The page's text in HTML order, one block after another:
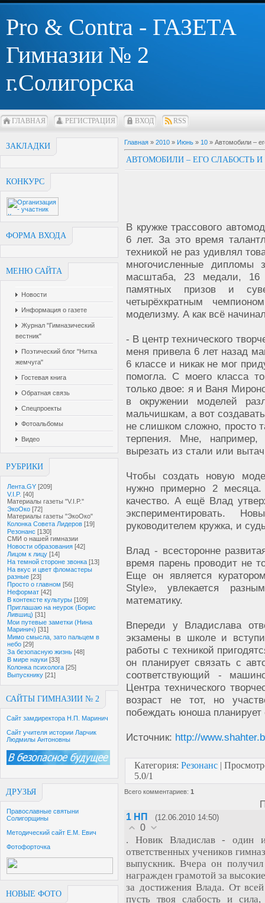
Pro & Contra - ГАЗЕТА
Гимназии № 2
г.Солигорска
ГЛАВНАЯ РЕГИСТРАЦИЯ ВХОД RSS
ЗАКЛАДКИ
КОНКУРС
ФОРМА ВХОДА
МЕНЮ САЙТА
Новости
Информация о газете
Журнал "Гимназический
вестник"
Поэтический блог "Нитка
жемчуга"
Гостевая книга
Обратная связь
Спецпроекты
Фотоальбомы
Видео
РУБРИКИ
Лента.GY [209]
V.I.P. [40]
Материалы газеты "V.I.P."
ЭкоОко [72]
Материалы газеты "ЭкоОко"
Колонка Совета Лидеров [19]
Резонанс [130]
СМИ о нашей гимназии
Новости образования [42]
Лицом к лицу [14]
На темной стороне звонка [13]
На вкус и цвет фломастеры
разные [23]
Просто о главном [56]
Неформат [42]
В контексте культуры [109]
Приглашаю на неурок (Борис
Лившиц) [31]
Мои путевые заметки (Нина
Маринич) [31]
Мимо смысла, зато пальцем в
небо [29]
За безопасную жизнь [48]
В мире науки [33]
Колонка психолога [25]
Выпускнику [21]
САЙТЫ ГИМНАЗИИ № 2
Сайт замдиректора Н.П. Маринич
Сайт учителя истории Ларчик
Людмилы Антоновны
ДРУЗЬЯ
Православные святыни
Солигорщины
Методический сайт Е.М. Евич
Фотофорточка
НОВЫЕ ФОТО
Главная » 2010 » Июнь » 10 » Автомобили –
АВТОМОБИЛИ – ЕГО СЛАБОСТЬ И
В кружке трассового
6 лет. За это время
техникой не раз удивлял
многочисленные дипломы
масштаба, 23 медали, 16
памятных призов и
четырёхкратным
моделизму. А как всё
- В центр технического
меня привела 6 лет назад
6 классе и никак не мог
помогла. С моего класса
только двое: я и Ваня
в окружении моделей
мальчишкам, а вот
не слишком сложно, просто
терпения. Мне, например,
вырезать из стали или
Чтобы создать новую
нужно примерно 2
качество. А ещё Влад
экспериментировать.
руководителем кружка, и
Влад - всесторонне
время парень проводит не
Еще он является
Style», увлекается
математику.
Впереди у Владислава
экзамены в школе и
работы с техникой
он планирует связать с
соответствующий -
Центра технического
возраст не тот, но
побеждать юноша
Источник: http://
Категория: Резонанс |
5.0/1
Всего комментариев: 1
1 НП (12.06.2010 14:50)
0
. Новик Владислав - один
ответственных учеников
выпускник. Вчера он
награжден грамотой за
за достижения Влада. От
пусть твоя слабость и